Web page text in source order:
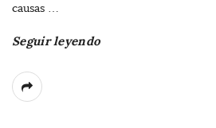
causas …
Seguir leyendo